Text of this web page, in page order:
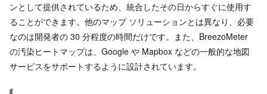
ンとして提供されているため、統合したその日からすぐに使用す
ることができます。他のマップ ソリューションとは異なり、必要
なのは開発者の 30 分程度の時間だけです。また、BreezoMeter
の汚染ヒートマップは、Google や Mapbox などの一般的な地図
サービスをサポートするように設計されています。